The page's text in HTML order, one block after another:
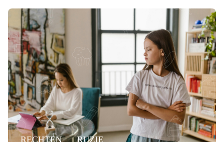
RECHTEN RUZIE